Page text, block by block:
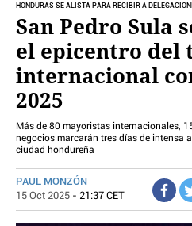
POLÍTICA
MUNDO
PERIODISMO
ECONOMÍA
DEPORTES
CIENCIA
TECNOLOGÍA
CULTURA
TELEVISIÓN
GENTE
HONDURAS SE ALISTA PARA RECIBIR A
San Pedro Sula
el epicentro del
internacional
2025
Más de 80 mayoristas internacionales,
negocios marcarán tres días de intensa
ciudad hondureña
PAUL MONZÓN
15 Oct 2025 - 21:37 CET